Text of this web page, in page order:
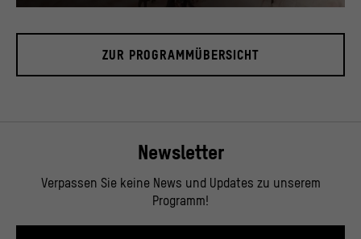
ZUR PROGRAMMÜBERSICHT
Newsletter
Verpassen Sie keine News und Updates zu unserem
Programm!